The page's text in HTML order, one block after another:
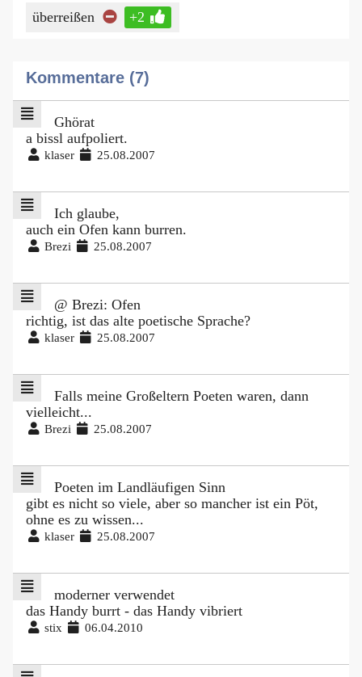
überreißen +2
Kommentare (7)
Ghörat
a bissl aufpoliert.
klaser 25.08.2007
Ich glaube,
auch ein Ofen kann burren.
Brezi 25.08.2007
@ Brezi: Ofen
richtig, ist das alte poetische Sprache?
klaser 25.08.2007
Falls meine Großeltern Poeten waren, dann
vielleicht...
Brezi 25.08.2007
Poeten im Landläufigen Sinn
gibt es nicht so viele, aber so mancher ist ein Pöt,
ohne es zu wissen...
klaser 25.08.2007
moderner verwendet
das Handy burrt - das Handy vibriert
stix 06.04.2010